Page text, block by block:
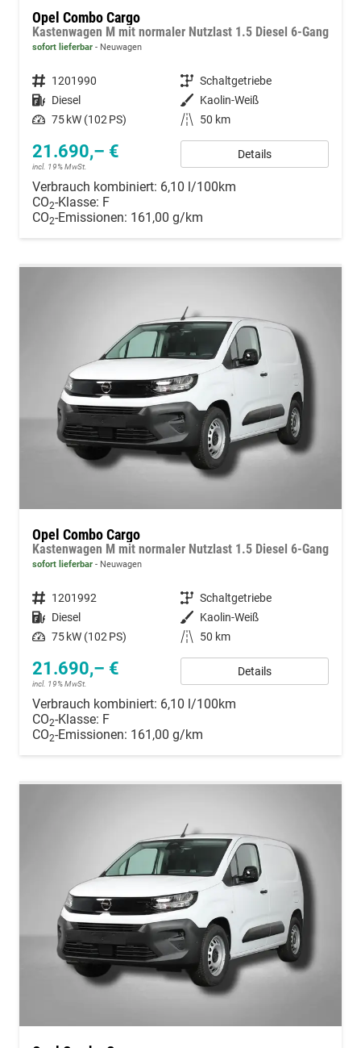
Opel Combo Cargo
Kastenwagen M mit normaler Nutzlast 1.5 Diesel 6-Gang
sofort lieferbar Neuwagen
Fahrzeugnummer 1201990 Getriebe Schaltgetriebe
Kraftstoff Diesel Außenfarbe Kaolin-Weiß
Leistung 75 kW (102 PS) Kilometerstand 50 km
21.690,– €
incl. 19% MwSt.
Details
Verbrauch kombiniert: 6,10 l/100km
CO2-Klasse: F
CO2-Emissionen: 161,00 g/km
Opel Combo Cargo
Kastenwagen M mit normaler Nutzlast 1.5 Diesel 6-Gang
sofort lieferbar Neuwagen
Fahrzeugnummer 1201992 Getriebe Schaltgetriebe
Kraftstoff Diesel Außenfarbe Kaolin-Weiß
Leistung 75 kW (102 PS) Kilometerstand 50 km
21.690,– €
incl. 19% MwSt.
Details
Verbrauch kombiniert: 6,10 l/100km
CO2-Klasse: F
CO2-Emissionen: 161,00 g/km